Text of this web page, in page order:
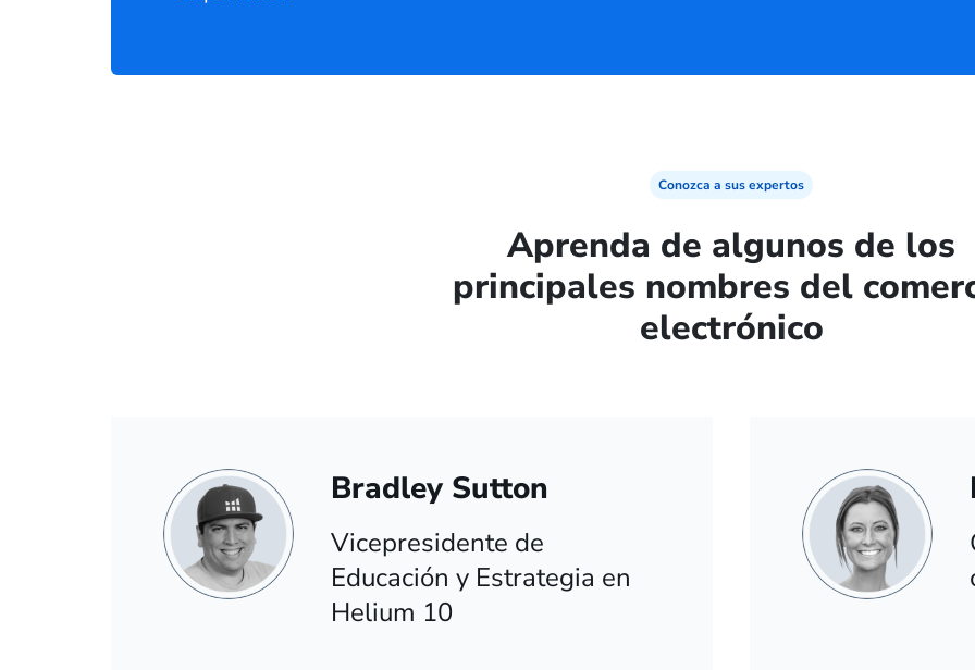
Conozca a sus expertos
Aprenda de algunos de los
principales nombres del
electrónico
Bradley Sutton
Vicepresidente de
Educación y Estrategia en
Helium 10